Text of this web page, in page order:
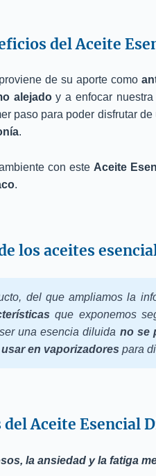
del Aceite
de su aporte como
alejadoy a enfocar nuestra
paso para poder disfrutar
.
con este Aceite
.
los aceites
del que ampliamos la
que exponemos
una esencia diluida no se
usar en vaporizadores para
Aceite Esencial
la ansiedad y la fatiga